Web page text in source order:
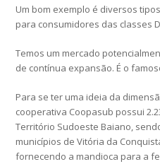
Um bom exemplo é diversos
para consumidores das classes D
Temos um mercado
de contínua expansão. É o
Para se ter uma ideia da
cooperativa Coopasub possui
Território Sudoeste Baiano,
municípios de Vitória da
fornecendo a mandioca para a